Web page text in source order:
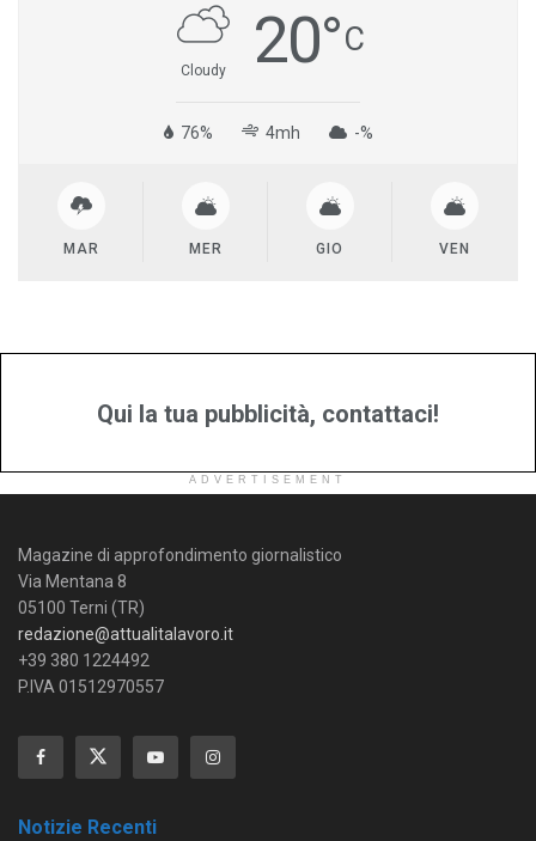
Cloudy 20°C
76% 4mh -%
MAR MER GIO VEN
Qui la tua pubblicità, contattaci!
ADVERTISEMENT
Magazine di approfondimento giornalistico
Via Mentana 8
05100 Terni (TR)
redazione@attualitalavoro.it
+39 380 1224492
P.IVA 01512970557
Notizie Recenti